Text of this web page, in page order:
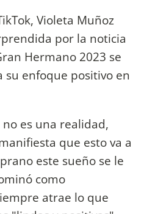
Violeta Muñoz
por la noticia
Hermano 2023 se
su enfoque positivo en
es una realidad,
que esto va a
este sueño se le
como
atrae lo que